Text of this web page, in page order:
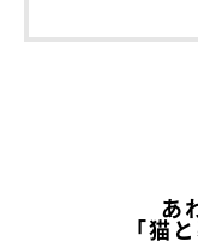
あ
「猫